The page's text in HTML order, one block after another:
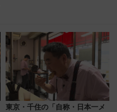
東京・千住の「自称・日本一メ